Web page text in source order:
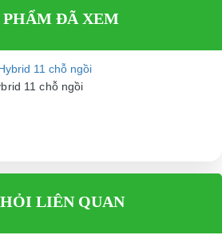
PHẨM ĐÃ XEM
11 chỗ ngồi
LIÊN QUAN